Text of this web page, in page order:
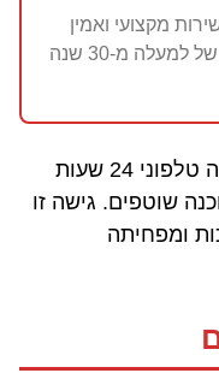
מקצועי ואמין
של צוותי טכנאים מיומנים עם ניסיון של למעלה מ-30 שנה
השירות הטכני המתקדם כולל מענה טלפוני 24 שעות
שוטפים. גישה זו
ומפחיתה